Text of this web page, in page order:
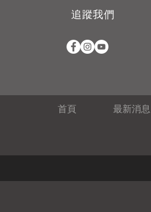
追蹤我們
首頁 最新消息